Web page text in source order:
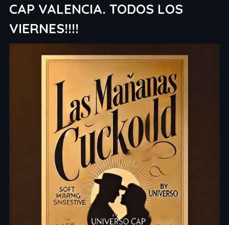
CAP VALENCIA. TODOS LOS
VIERNES!!!!